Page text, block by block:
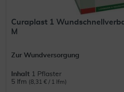
Curaplast 1
M
Zur Wundversorgung
Inhalt 1 Pflaster
5 lfm (8,31 € / 1 lfm)